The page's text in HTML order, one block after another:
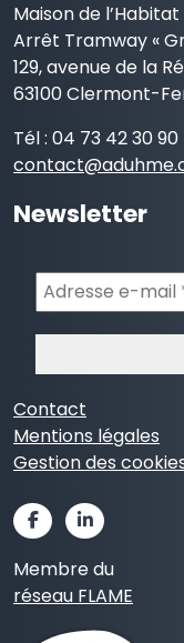
Maison de l’Habitat
Arrêt Tramway «
129, avenue de la
63100 Clermont-
Tél : 04 73 42 30 90
Newsletter
Adresse
e-
mail
Contact
Mentions légales
Gestion des
Membre du
réseau FLAME